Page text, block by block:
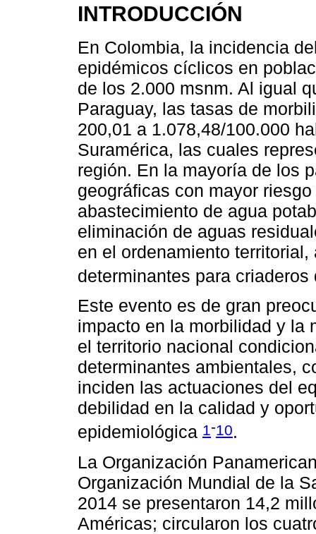
INTRODUCCIÓN
En Colombia, la incidencia
epidémicos cíclicos en
de los 2.000 msnm. Al igual
Paraguay, las tasas de
200,01 a 1.078,48/100.000
Suramérica, las cuales
región. En la mayoría de los
geográficas con mayor
abastecimiento de agua
eliminación de aguas
en el ordenamiento
determinantes para
Este evento es de gran
impacto en la morbilidad y la
el territorio nacional
determinantes ambientales,
inciden las actuaciones del
debilidad en la calidad y
epidemiológica 1 -10.
La Organización
Organización Mundial de la
2014 se presentaron 14,2
Américas; circularon los